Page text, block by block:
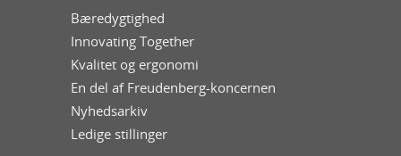
Bæredygtighed
Innovating Together
Kvalitet og ergonomi
En del af Freudenberg-koncernen
Nyhedsarkiv
Ledige stillinger